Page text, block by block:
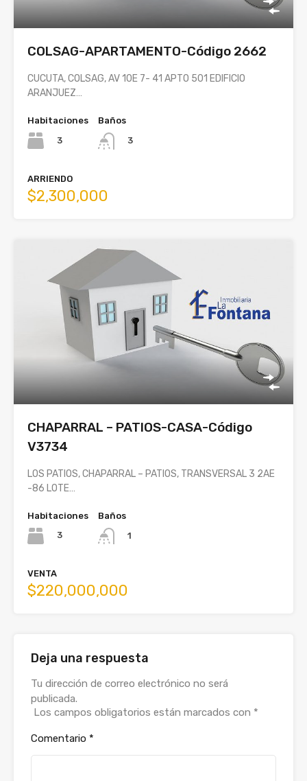
COLSAG-APARTAMENTO-Código 2662
CUCUTA, COLSAG, AV 10E 7- 41 APTO 501 EDIFICIO
ARANJUEZ…
Habitaciones
3
Baños
3
ARRIENDO
$2,300,000
CHAPARRAL – PATIOS-CASA-Código
V3734
LOS PATIOS, CHAPARRAL – PATIOS, TRANSVERSAL 3 2AE
-86 LOTE…
Habitaciones
3
Baños
1
VENTA
$220,000,000
Deja una respuesta
Tu dirección de correo electrónico no será
publicada.
Los campos obligatorios están marcados con *
Comentario *